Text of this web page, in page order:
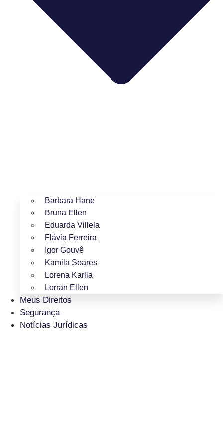
Barbara Hane
Bruna Ellen
Eduarda Villela
Flávia Ferreira
Igor Gouvê
Kamila Soares
Lorena Karlla
Lorran Ellen
Meus Direitos
Segurança
Notícias Jurídicas